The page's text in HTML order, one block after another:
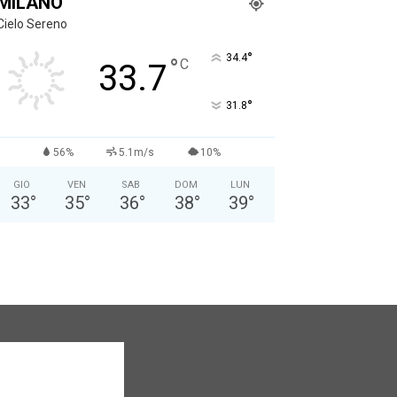
Sereno
33.7°C 34.4°
31.8°
56% 5.1m/s 10%
GIO
33°
VEN
35°
SAB
36°
DOM
38°
LUN
39°